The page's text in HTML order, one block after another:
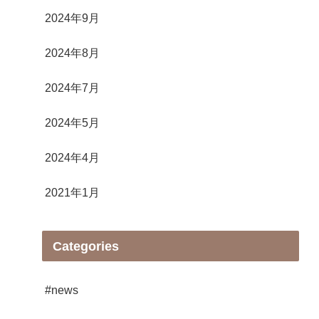
2024年9月
2024年8月
2024年7月
2024年5月
2024年4月
2021年1月
Categories
#news